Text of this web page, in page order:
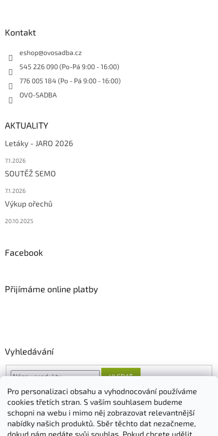
Pro personalizaci obsahu a vyhodnocování používáme
cookies třetích stran. S vaším souhlasem budeme
schopni na webu i mimo něj zobrazovat relevantnější
nabídky našich produktů. Sběr těchto dat nezačneme,
dokud nám nedáte svůj souhlas. Pokud chcete udělit
Kontakt
eshop@ovosadba.cz
545 226 090 (Po-Pá 9:00 - 16:00)
776 005 184 (Po - Pá 9:00 - 16:00)
OVO-SADBA
AKTUALITY
Letáky - JARO 2026
7.1.2026
SOUTĚŽ SEMO
7.1.2026
Výkup ořechů
20.10.2025
Facebook
Přijímáme online platby
Vyhledávání
HLEDAT
O nás FORESTINA AGRO CS